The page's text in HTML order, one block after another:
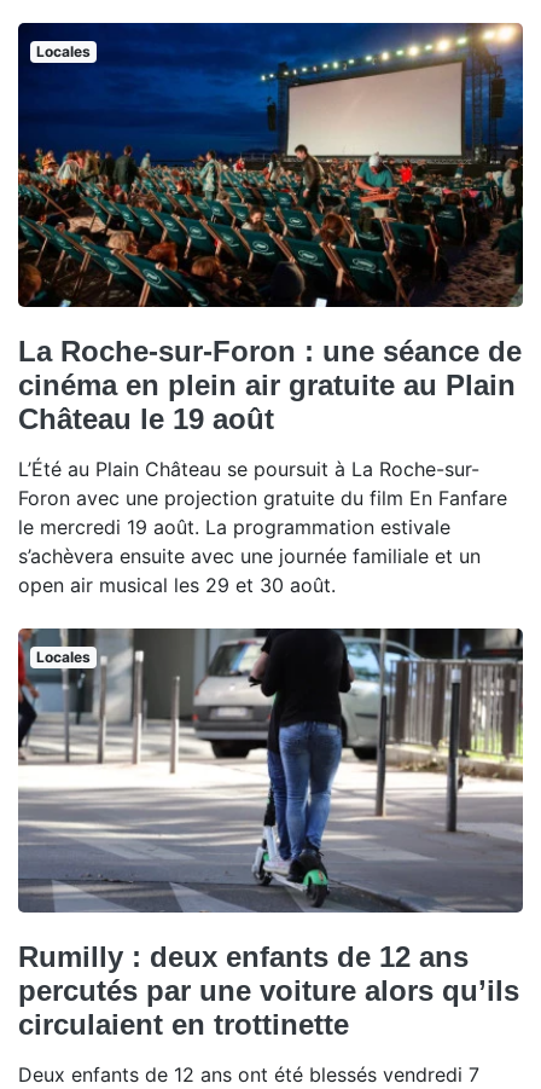
Locales
La Roche-sur-Foron : une séance de
cinéma en plein air gratuite au Plain
Château le 19 août
L’Été au Plain Château se poursuit à La Roche-sur-
Foron avec une projection gratuite du film En Fanfare
le mercredi 19 août. La programmation estivale
s’achèvera ensuite avec une journée familiale et un
open air musical les 29 et 30 août.
Locales
Rumilly : deux enfants de 12 ans
percutés par une voiture alors qu’ils
circulaient en trottinette
Deux enfants de 12 ans ont été blessés vendredi 7